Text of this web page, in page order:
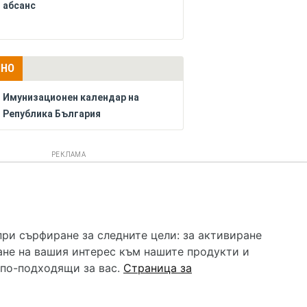
абсанс
Имунизационен календар на
Република България
РЕКЛАМА
все че се полагат всички усилия за обновяване и
и самолечението могат да бъдат опасни за
помощ!
сърфиране за следните цели: за активиране
на вашия интерес към нашите продукти и
подходящи за вас. Страница за